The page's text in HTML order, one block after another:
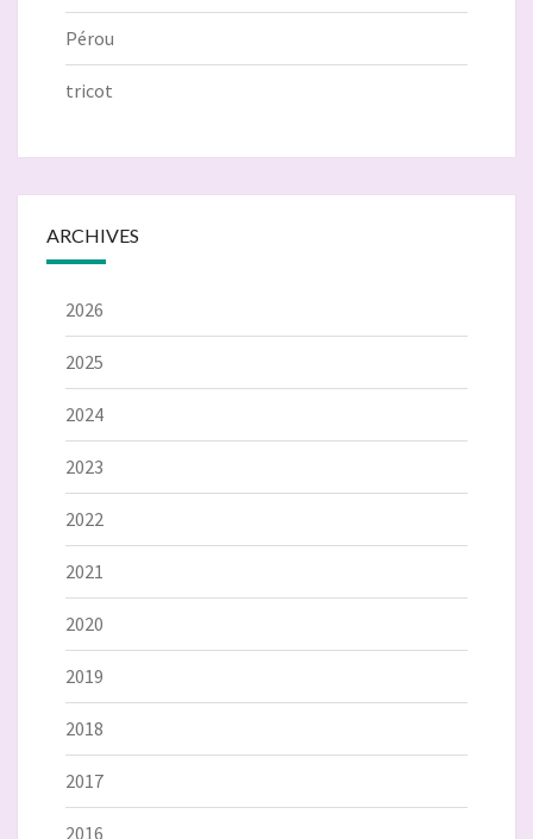
Pérou
tricot
ARCHIVES
2026
2025
2024
2023
2022
2021
2020
2019
2018
2017
2016